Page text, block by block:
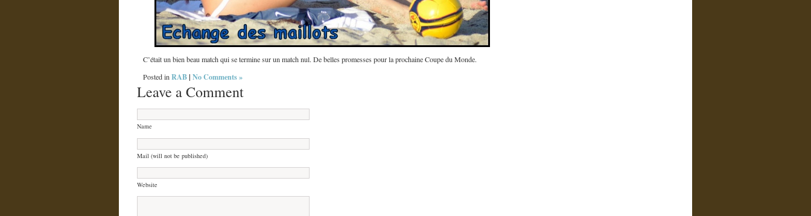
C’était un bien beau match qui se termine sur un match nul. De belles promesses pour la prochaine Coupe du Monde.
Posted inRAB| No Comments »
Leave a Comment
Name
Mail (will not be published)
Website